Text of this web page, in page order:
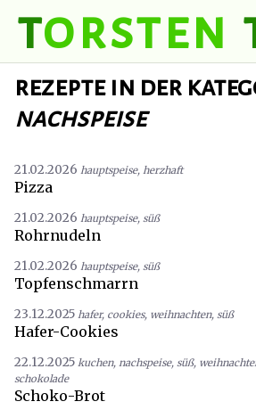
torsten
rezepte in der
nachspeise
21.02.2026 hauptspeise, herzhaft
Pizza
21.02.2026 hauptspeise, süß
Rohrnudeln
21.02.2026 hauptspeise, süß
Topfenschmarrn
23.12.2025 hafer, cookies, weihnachten, süß
Hafer-Cookies
22.12.2025 kuchen, nachspeise, süß,
schokolade
Schoko-Brot